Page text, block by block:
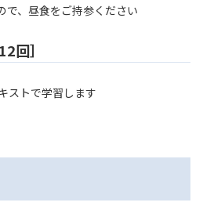
で、昼食をご持参ください
回］
ストで学習します